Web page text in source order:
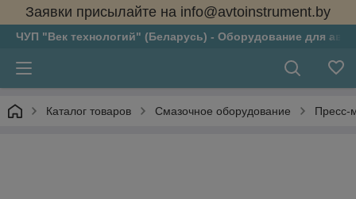
Заявки присылайте на info@avtoinstrument.by
ЧУП "Век технологий" (Беларусь) - Оборудование для
Каталог товаров Смазочное оборудование Пресс-